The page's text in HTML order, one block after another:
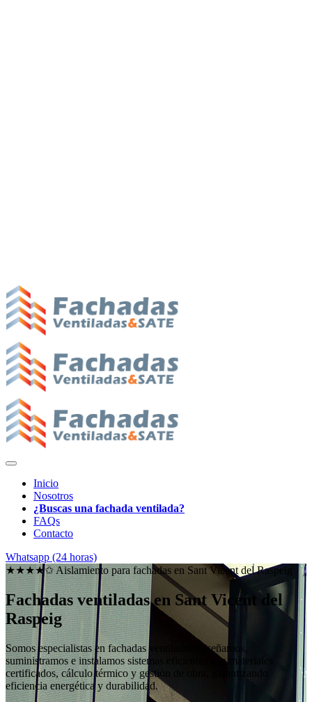
Inicio
Nosotros
¿Buscas una fachada ventilada?
FAQs
Contacto
Whatsapp (24 horas)
★★★★✩ Aislamiento para fachadas en Sant Vicent del Raspeig
Fachadas ventiladas en Sant Vicent del
Raspeig
Somos especialistas en fachadas ventiladas: diseñamos,
suministramos e instalamos sistemas eficientes con materiales
certificados, cálculo térmico y gestión de obra, garantizando
eficiencia energética y durabilidad.